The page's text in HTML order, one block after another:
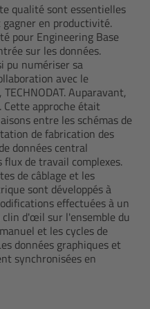
qualité sont essentielles
en productivité.
pour Engineering Base
sur les données.
pu numériser sa
avec le
Auparavant,
Cette approche était
entre les schémas de
de fabrication des
données central
de travail complexes.
de câblage et les
sont développés à
effectuées à un
d'œil sur l'ensemble du
et les cycles de
données graphiques et
synchronisées en